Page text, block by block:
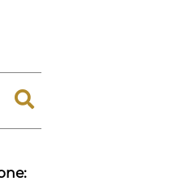
Expand
search